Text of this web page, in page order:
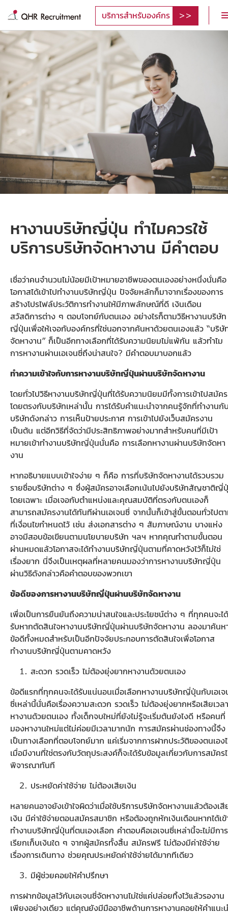
บริการสำหรับองค์กร
หางานบริษัทญี่ปุ่น ทำไมควรใช้
บริการบริษัทจัดหางาน มีคำตอบ
เชื่อว่าคนจำนวนไม่น้อยมีเป้าหมายอาชีพของตนเองอย่างหนึ่งนั่นคือ
โอกาสได้เข้าไปทำงานบริษัทญี่ปุ่น ปัจจัยหลักก็มาจากเรื่องของการ
สร้างโปรไฟล์ประวัติการทำงานให้มีภาพลักษณ์ที่ดี เงินเดือน
สวัสดิการต่าง ๆ ตอบโจทย์กับตนเอง อย่างไรก็ตามวิธีหางานบริษัท
ญี่ปุ่นเพื่อให้เจอกับองค์กรที่ใช่นอกจากค้นหาด้วยตนเองแล้ว “บริษั
จัดหางาน” ก็เป็นอีกทางเลือกที่ได้รับความนิยมไม่แพ้กัน แล้วทำไม
การหางานผ่านเอเจนซี่ถึงน่าสนใจ? มีคำตอบมาบอกแล้ว
ทำความเข้าใจกับการหางานบริษัทญี่ปุ่นผ่านบริษัทจัดหางาน
โดยทั่วไปวิธีหางานบริษัทญี่ปุ่นที่ได้รับความนิยมมีทั้งการเข้าไปสมัคร
โดยตรงกับบริษัทเหล่านั้น การได้รับคำแนะนำจากคนรู้จักที่ทำงานกั
บริษัทดังกล่าว การเห็นป้ายประกาศ การเข้าไปยังเว็บสมัครงาน
เป็นต้น แต่อีกวิธีที่จัดว่ามีประสิทธิภาพอย่างมากสำหรับคนที่มีเป้า
หมายเข้าทำงานบริษัทญี่ปุ่นนั่นคือ การเลือกหางานผ่านบริษัทจัดหา
งาน
หากอธิบายแบบเข้าใจง่าย ๆ ก็คือ การที่บริษัทจัดหางานได้รวบรวม
รายชื่อบริษัทต่าง ๆ ซึ่งผู้สมัครอาจเลือกเน้นไปยังบริษัทสัญชาติญี่
โดยเฉพาะ เมื่อเจอกับตำแหน่งและคุณสมบัติที่ตรงกับตนเองก็
สามารถสมัครงานได้ทันทีผ่านเอเจนซี่ จากนั้นก็เข้าสู่ขั้นตอนทั่วไปต
ที่เงื่อนไขกำหนดไว้ เช่น ส่งเอกสารต่าง ๆ สัมภาษณ์งาน บางแห่ง
อาจมีสอบข้อเขียนตามนโยบายบริษัท ฯลฯ หากคุณทำตามขั้นตอน
ผ่านหมดแล้วโอกาสจะได้ทำงานบริษัทญี่ปุ่นตามที่คาดหวังไว้ก็ไม่ใช่
เรื่องยาก นี่จึงเป็นเหตุผลที่หลายคนมองว่าการหางานบริษัทญี่ปุ่น
ผ่านวิธีดังกล่าวคือคำตอบของพวกเขา
ข้อดีของการหางานบริษัทญี่ปุ่นผ่านบริษัทจัดหางาน
เพื่อเป็นการยืนยันถึงความน่าสนใจและประโยชน์ต่าง ๆ ที่ทุกคนจะได้
รับหากตัดสินใจหางานบริษัทญี่ปุ่นผ่านบริษัทจัดหางาน ลองมาค้นห
ข้อดีทั้งหมดสำหรับเป็นอีกปัจจัยประกอบการตัดสินใจเพื่อโอกาส
ทำงานบริษัทญี่ปุ่นตามคาดหวัง
สะดวก รวดเร็ว ไม่ต้องยุ่งยากหางานด้วยตนเอง
ข้อดีแรกที่ทุกคนจะได้รับแน่นอนเมื่อเลือกหางานบริษัทญี่ปุ่นกับเอเจ
ซี่เหล่านี้นั่นคือเรื่องความสะดวก รวดเร็ว ไม่ต้องยุ่งยากหรือเสียเวลา
หางานด้วยตนเอง ทั้งเด็กจบใหม่ที่ยังไม่รู้จะเริ่มต้นยังไงดี หรือคนที่
มองหางานใหม่แต่ไม่ค่อยมีเวลามากนัก การสมัครผ่านช่องทางนี้จึง
เป็นทางเลือกที่ตอบโจทย์มาก แค่เริ่มจากการฝากประวัติของตนเอง
เมื่อมีงานที่ใช่ตรงกับวัตถุประสงค์ก็จะได้รับข้อมูลเกี่ยวกับการสมัคร
พิจารณาทันที
ประหยัดค่าใช้จ่าย ไม่ต้องเสียเงิน
หลายคนอาจยังเข้าใจผิดว่าเมื่อใช้บริการบริษัทจัดหางานแล้วต้องเสี
เงิน มีค่าใช้จ่ายตอนสมัครสมาชิก หรือต้องถูกหักเงินเดือนหากได้เข้
ทำงานบริษัทญี่ปุ่นที่ตนเองเลือก คำตอบคือเอเจนซี่เหล่านี้จะไม่มีการ
เรียกเก็บเงินใด ๆ จากผู้สมัครทั้งสิ้น สมัครฟรี ไม่ต้องมีค่าใช้จ่าย
เรื่องการเดินทาง ช่วยคุณประหยัดค่าใช้จ่ายได้มากทีเดียว
มีผู้ช่วยคอยให้คำปรึกษา
การฝากข้อมูลไว้กับเอเจนซี่จัดหางานไม่ใช่แค่ปล่อยทิ้งไว้แล้วรองาน
เพียงอย่างเดียว แต่คุณยังมีมืออาชีพด้านการหางานคอยให้คำแนะ